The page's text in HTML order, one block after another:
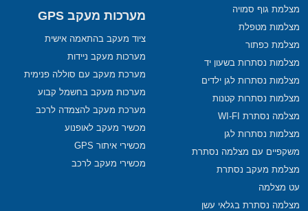
מצלמת גוף סמויה
מצלמות מטפלת
מצלמת כפתור
מצלמות נסתרות בשעון יד
מצלמות נסתרות לגן ילדים
מצלמות נסתרות קטנות
מצלמה נסתרת WI-FI
מצלמות נסתרות לגן
משקפיים עם מצלמה נסתרת
מצלמת מעקב נסתרת
עט מצלמה
מצלמה נסתרת בגלאי עשן
מערכות מעקב GPS
ציוד מעקב בהתאמה אישית
מערכות מעקב ניידות
מערכת מעקב עם סוללה פנימית
מערכות מעקב בחשמל קבוע
מערכת מעקב להצמדה לרכב
מכשיר מעקב לאופנוע
מכשירי איתור GPS
מכשירי מעקב לרכב